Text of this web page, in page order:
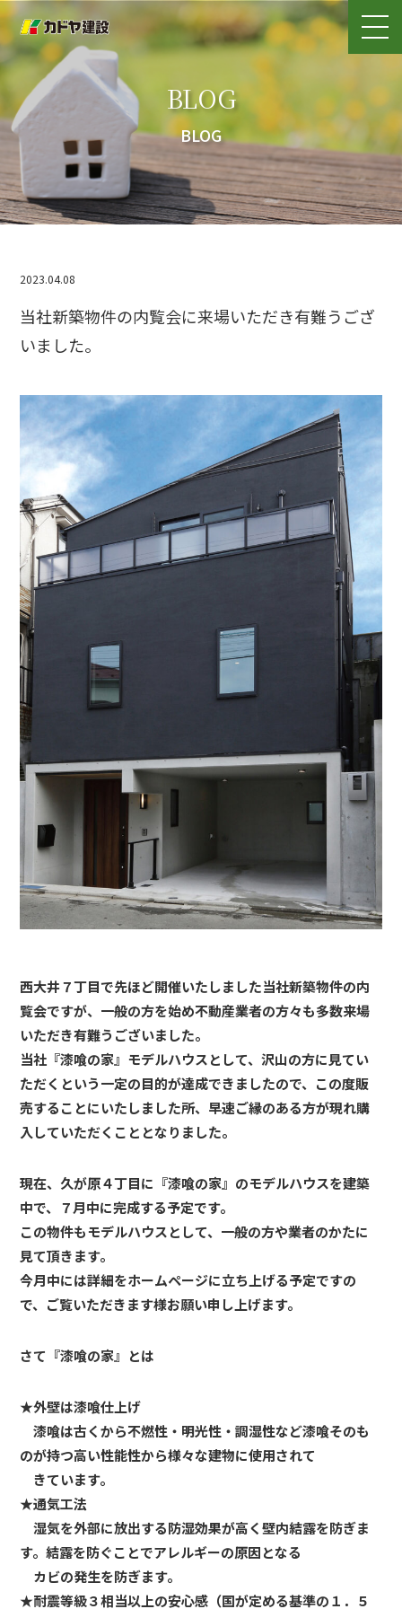
BLOG
BLOG
2023.04.08
当社新築物件の内覧会に来場いただき有難うござ
いました。
西大井７丁目で先ほど開催いたしました当社新築物件の内
覧会ですが、一般の方を始め不動産業者の方々も多数来場
いただき有難うございました。
当社『漆喰の家』モデルハウスとして、沢山の方に見てい
ただくという一定の目的が達成できましたので、この度販
売することにいたしました所、早速ご縁のある方が現れ購
入していただくこととなりました。
現在、久が原４丁目に『漆喰の家』のモデルハウスを建築
中で、７月中に完成する予定です。
この物件もモデルハウスとして、一般の方や業者のかたに
見て頂きます。
今月中には詳細をホームページに立ち上げる予定ですの
で、ご覧いただきます様お願い申し上げます。
さて『漆喰の家』とは
★外壁は漆喰仕上げ
漆喰は古くから不燃性・明光性・調湿性など漆喰そのも
のが持つ高い性能性から様々な建物に使用されて
きています。
★通気工法
湿気を外部に放出する防湿効果が高く壁内結露を防ぎま
す。結露を防ぐことでアレルギーの原因となる
カビの発生を防ぎます。
★耐震等級３相当以上の安心感（国が定める基準の１．５